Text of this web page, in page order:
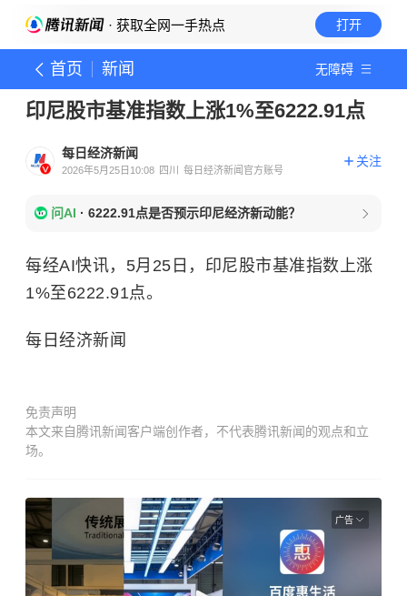
· 获取全网一手热点 打开
首页 新闻 无障碍
印尼股市基准指数上涨1%至6222.91点
每日经济新闻
2026年5月25日10:08 四川 每日经济新闻官方账号
关注
问AI · 6222.91点是否预示印尼经济新动能？
每经AI快讯，5月25日，印尼股市基准指数上涨
1%至6222.91点。
每日经济新闻
免责声明
本文来自腾讯新闻客户端创作者，不代表腾讯新闻的观点和立
场。
广告